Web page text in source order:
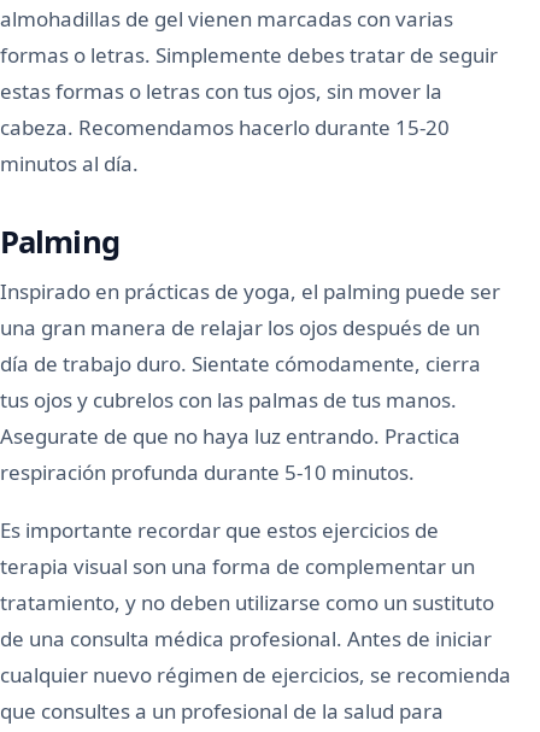
almohadillas de gel vienen marcadas con varias
formas o letras. Simplemente debes tratar de seguir
estas formas o letras con tus ojos, sin mover la
cabeza. Recomendamos hacerlo durante 15-20
minutos al día.
Palming
Inspirado en prácticas de yoga, el palming puede ser
una gran manera de relajar los ojos después de un
día de trabajo duro. Sientate cómodamente, cierra
tus ojos y cubrelos con las palmas de tus manos.
Asegurate de que no haya luz entrando. Practica
respiración profunda durante 5-10 minutos.
Es importante recordar que estos ejercicios de
terapia visual son una forma de complementar un
tratamiento, y no deben utilizarse como un sustituto
de una consulta médica profesional. Antes de iniciar
cualquier nuevo régimen de ejercicios, se recomienda
que consultes a un profesional de la salud para